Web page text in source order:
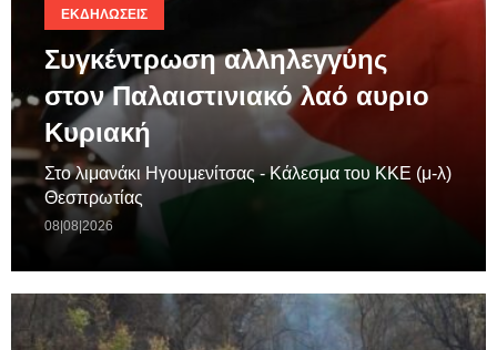
ΕΚΔΗΛΏΣΕΙΣ
Συγκέντρωση αλληλεγγύης
στον Παλαιστινιακό λαό αυριο
Κυριακή
Στο λιμανάκι Ηγουμενίτσας - Κάλεσμα του ΚΚΕ (μ-λ)
Θεσπρωτίας
08|08|2026